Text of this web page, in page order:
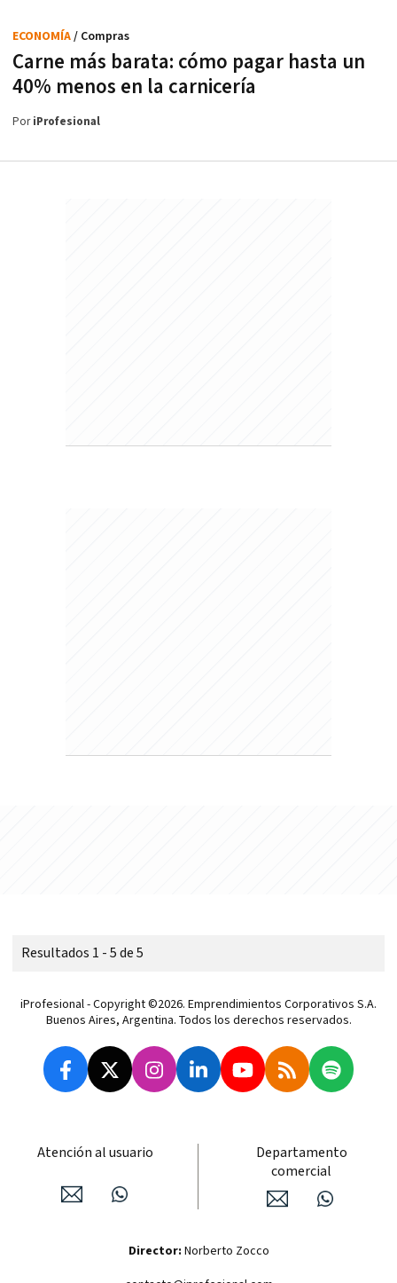
Carne más barata: cómo pagar hasta un
40% menos en la carnicería
ECONOMÍA/ Compras
PoriProfesional
Resultados 1 - 5 de 5
iProfesional - Copyright ©2026. Emprendimientos Corporativos S.A.
Buenos Aires, Argentina. Todos los derechos reservados.
Atención al usuario
Departamento
comercial
Director: Norberto Zocco